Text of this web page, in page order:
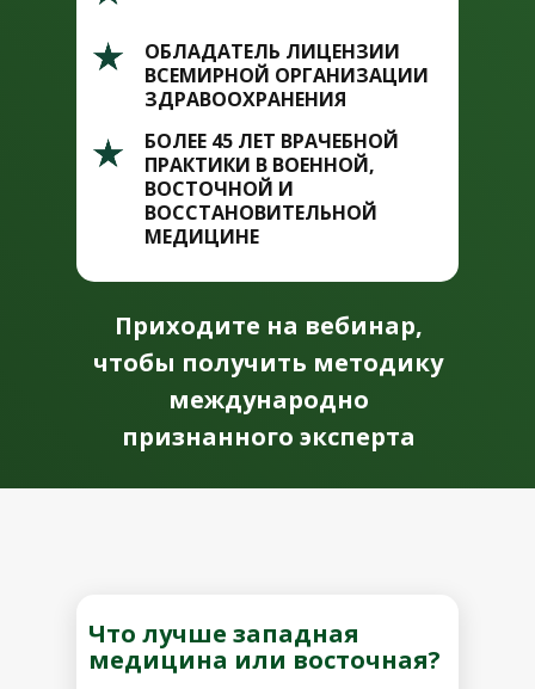
ОБЛАДАТЕЛЬ ЛИЦЕНЗИИ
ВСЕМИРНОЙ ОРГАНИЗАЦИИ
ЗДРАВООХРАНЕНИЯ
БОЛЕЕ 45 ЛЕТ ВРАЧЕБНОЙ
ПРАКТИКИ В ВОЕННОЙ,
ВОСТОЧНОЙ И
ВОССТАНОВИТЕЛЬНОЙ
МЕДИЦИНЕ
Приходите на вебинар,
чтобы получить методику
международно
признанного эксперта
Что лучше западная
медицина или восточная?